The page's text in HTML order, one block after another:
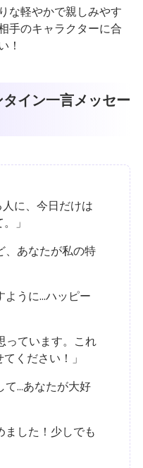
な軽やかで親しみやす
手のキャラクターに合
！
イン一言メッセー
人に、今日だけは
」
、あなたが私の特
ように…ハッピー
っています。これ
ください！」
て…あなたが大好
ました！少しでも